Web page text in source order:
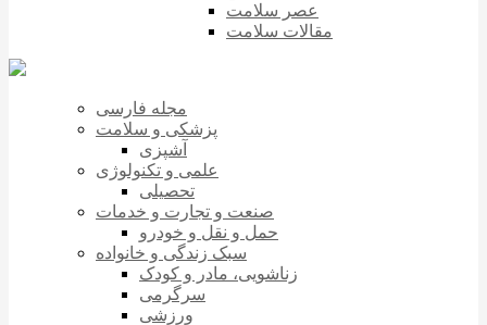
عصر سلامت
مقالات سلامت
مجله فارسی
پزشکی و سلامت
آشپزی
علمی و تکنولوژی
تحصیلی
صنعت و تجارت و خدمات
حمل و نقل و خودرو
سبک زندگی و خانواده
زناشویی، مادر و کودک
سرگرمی
ورزشی